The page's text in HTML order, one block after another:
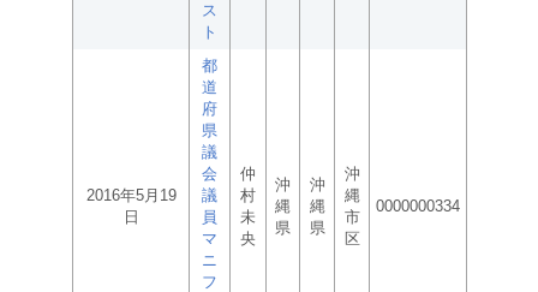
ス
ト
2016年5月19
日
都
道
府
県
議
会
議
員
マ
ニ
フ
仲
村
未
央
沖
縄
県
沖
縄
県
沖
縄
市
区
0000000334